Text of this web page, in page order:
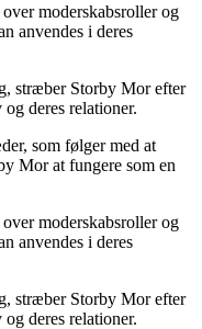
moderskabsroller og
anvendes i deres
stræber Storby Mor efter
deres relationer.
som følger med at
Mor at fungere som en
moderskabsroller og
anvendes i deres
stræber Storby Mor efter
deres relationer.